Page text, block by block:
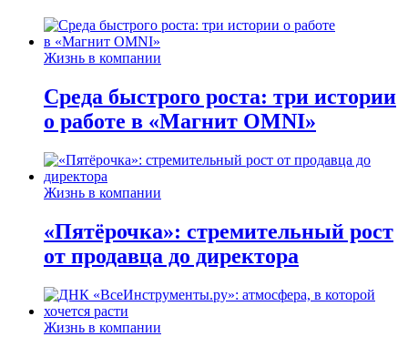
Жизнь в компании
Среда быстрого роста: три истории
о работе в «Магнит OMNI»
Жизнь в компании
«Пятёрочка»: стремительный рост
от продавца до директора
Жизнь в компании